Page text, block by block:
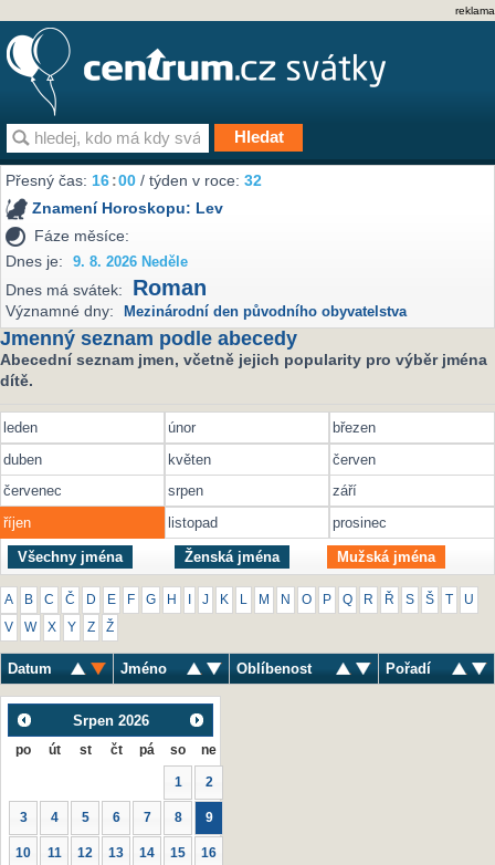
reklama
Přesný čas:16:00 / týden v roce:32
Znamení Horoskopu: Lev
Fáze měsíce:
Dnes je:
9. 8. 2026 Neděle
Dnes má svátek: Roman
Významné dny: Mezinárodní den původního obyvatelstva
Jmenný seznam podle abecedy
Abecední seznam jmen, včetně jejich popularity pro výběr jména
dítě.
leden únor
březen
duben
květen
červen
červenec
srpen
září
říjen
listopad prosinec
Všechny jména Ženská jména Mužská jména
A B C Č D E F G H J K M N O P Q R Ř S Š U
V W X Y Z Ž
Datum Jméno Oblíbenost Pořadí
Srpen 2026
po út st čt pá so ne
1 2
3 4 5 6 7 8 9
10 11 12 13 14 15 16